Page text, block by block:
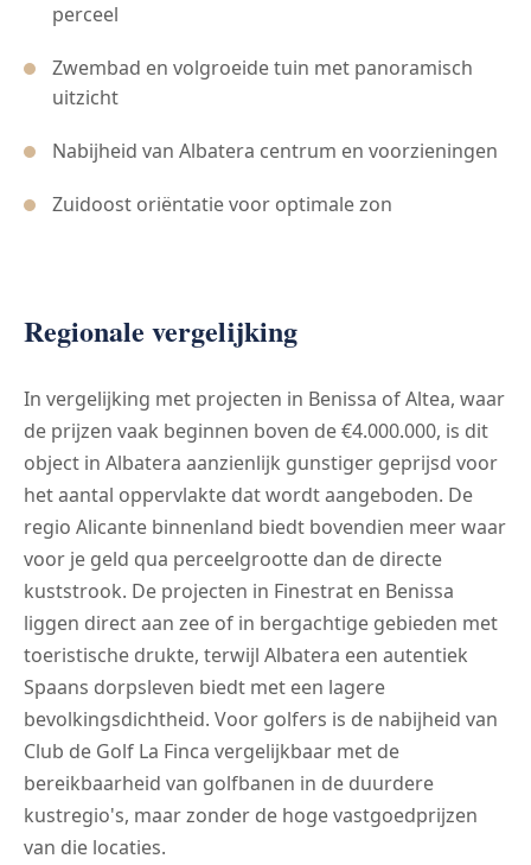
perceel
Zwembad en volgroeide tuin met panoramisch
uitzicht
Nabijheid van Albatera centrum en voorzieningen
Zuidoost oriëntatie voor optimale zon
Regionale vergelijking
In vergelijking met projecten in Benissa of Altea, waar
de prijzen vaak beginnen boven de €4.000.000, is dit
object in Albatera aanzienlijk gunstiger geprijsd voor
het aantal oppervlakte dat wordt aangeboden. De
regio Alicante binnenland biedt bovendien meer waar
voor je geld qua perceelgrootte dan de directe
kuststrook. De projecten in Finestrat en Benissa
liggen direct aan zee of in bergachtige gebieden met
toeristische drukte, terwijl Albatera een autentiek
Spaans dorpsleven biedt met een lagere
bevolkingsdichtheid. Voor golfers is de nabijheid van
Club de Golf La Finca vergelijkbaar met de
bereikbaarheid van golfbanen in de duurdere
kustregio's, maar zonder de hoge vastgoedprijzen
van die locaties.